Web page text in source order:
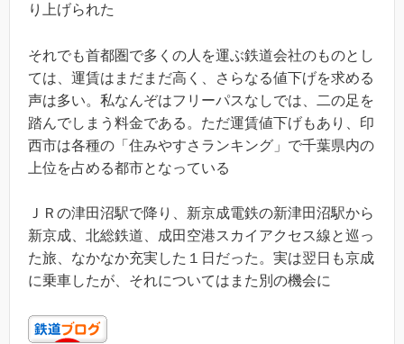
り上げられた
それでも首都圏で多くの人を運ぶ鉄道会社のものとし
ては、運賃はまだまだ高く、さらなる値下げを求める
声は多い。私なんぞはフリーパスなしでは、二の足を
踏んでしまう料金である。ただ運賃値下げもあり、印
西市は各種の「住みやすさランキング」で千葉県内の
上位を占める都市となっている
ＪＲの津田沼駅で降り、新京成電鉄の新津田沼駅から
新京成、北総鉄道、成田空港スカイアクセス線と巡っ
た旅、なかなか充実した１日だった。実は翌日も京成
に乗車したが、それについてはまた別の機会に